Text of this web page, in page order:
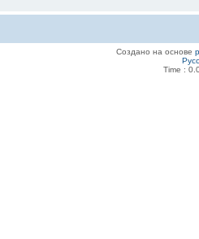
Создано на основе
Time :